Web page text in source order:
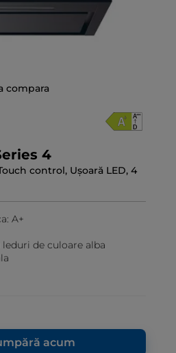
compara
4
control, Ușoară LED, 4
A+
de culoare alba
acum